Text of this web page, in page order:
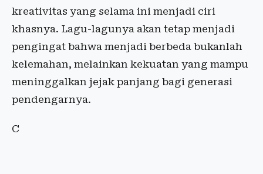
kreativitas yang selama ini menjadi ciri
khasnya. Lagu-lagunya akan tetap menjadi
pengingat bahwa menjadi berbeda bukanlah
kelemahan, melainkan kekuatan yang mampu
meninggalkan jejak panjang bagi generasi
pendengarnya.
C